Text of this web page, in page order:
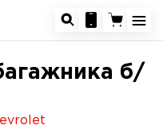
б/